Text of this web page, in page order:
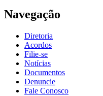
Navegação
Diretoria
Acordos
Filie-se
Notícias
Documentos
Denuncie
Fale Conosco